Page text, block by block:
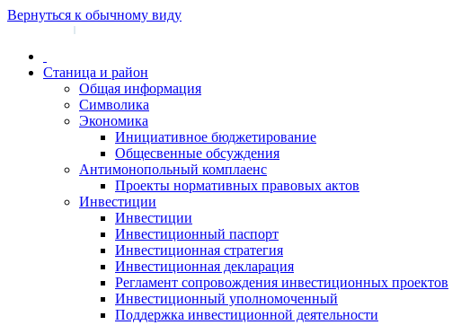
Вернуться к обычному виду
|
Станица и район
Общая информация
Символика
Экономика
Инициативное бюджетирование
Общесвенные обсуждения
Антимонопольный комплаенс
Проекты нормативных правовых актов
Инвестиции
Инвестиции
Инвестиционный паспорт
Инвестиционная стратегия
Инвестиционная декларация
Регламент сопровождения инвестиционных проектов
Инвестиционный уполномоченный
Поддержка инвестиционной деятельности